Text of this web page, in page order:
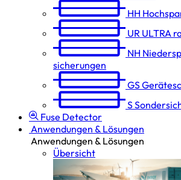
HH
UR ULTRA
NH
sicherungen
GS
S
Fuse Detector
Anwendungen & Lösungen
Anwendungen & Lösungen
Übersicht